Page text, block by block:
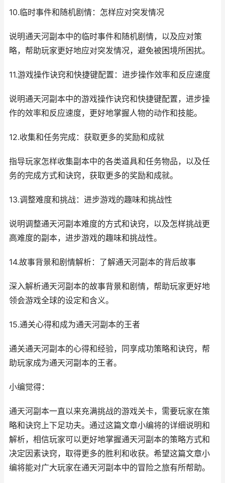
10.临时事件和随机剧情：怎样应对突发情况
说明通天河副本中的临时事件和随机剧情，以及应对策
略，帮助玩家更好地应对突发情况，避免被困境所困扰。
11.游戏操作诀窍和快捷键配置：进步操作效率和反应速度
说明通天河副本中的游戏操作诀窍和快捷键配置，进步操
作的效率和反应速度，更好地掌握人物的动作和技能。
12.收集和任务完成：获取更多的奖励和成就
指导玩家怎样收集副本中的各类道具和任务物品，以及任
务的完成方式和诀窍，获取更多的奖励和成就。
13.调整难度和挑战：进步游戏的趣味和挑战性
说明调整通天河副本难度的方式和诀窍，以及怎样挑战更
高难度的副本，进步游戏的趣味和挑战性。
14.故事背景和剧情解析：了解通天河副本的背后故事
深入解析通天河副本的故事背景和剧情，帮助玩家更好地
领会游戏全球的设定和含义。
15.通关心得和成为通天河副本的王者
通关通天河副本的心得和经验，同享成功策略和诀窍，帮
助玩家成为通天河副本的王者。
小编觉得：
通天河副本一直以来充满挑战的游戏关卡，需要玩家在策
略和诀窍上下足功夫。通过这篇文章小编将的详细说明和
解析，相信玩家可以更好地掌握通天河副本的策略方式和
决定因素诀窍，取得更多的胜利和收获。希望这篇文章小
编将能对广大玩家在通天河副本中的冒险之旅有所帮助。